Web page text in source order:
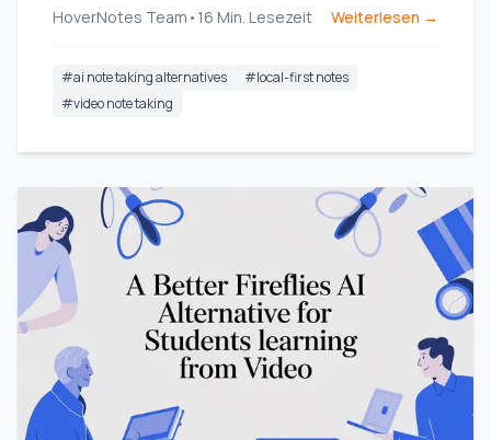
HoverNotes Team • 16 Min. Lesezeit Weiterlesen →
#ai note taking alternatives #local-first notes
#video note taking